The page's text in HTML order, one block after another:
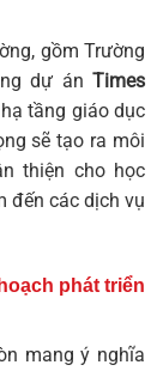
gồm Trường
dự án Times
tầng giáo dục
sẽ tạo ra môi
thiện cho học
đến các dịch vụ
phát triển
mang ý nghĩa